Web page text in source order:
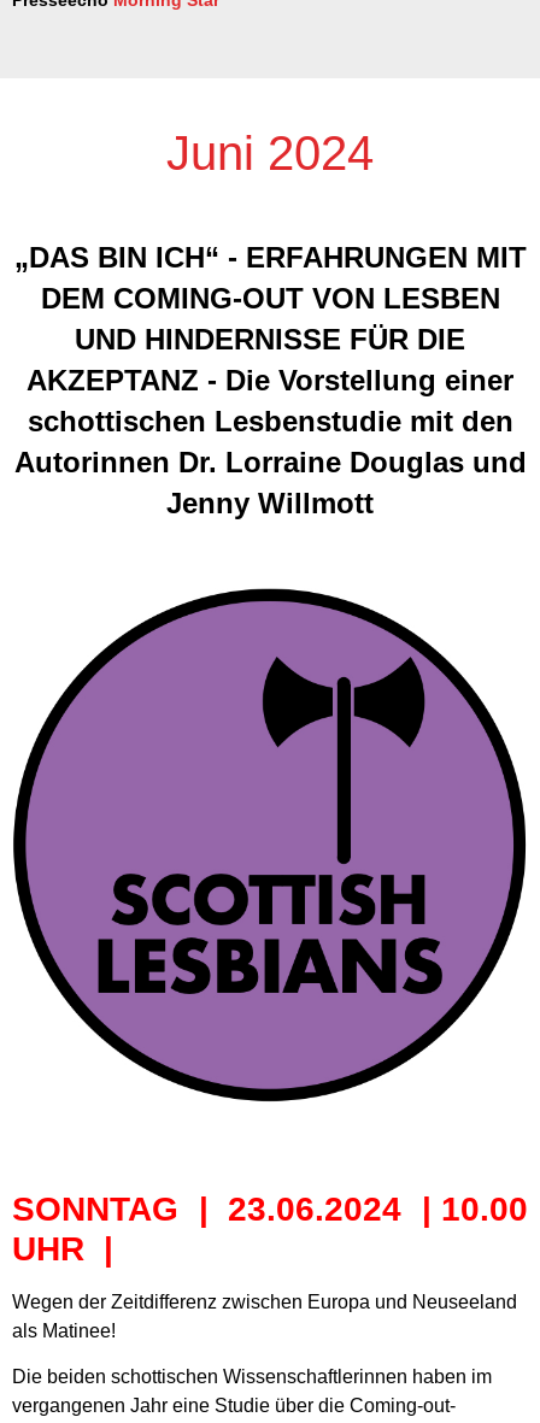
Juni 2024
„DAS BIN ICH“ - ERFAHRUNGEN MIT
DEM COMING-OUT VON LESBEN
UND HINDERNISSE FÜR DIE
AKZEPTANZ - Die Vorstellung einer
schottischen Lesbenstudie mit den
Autorinnen Dr. Lorraine Douglas und
Jenny Willmott
SONNTAG | 23.06.2024 | 10.00
UHR |
Wegen der Zeitdifferenz zwischen Europa und Neuseeland
als Matinee!
Die beiden schottischen Wissenschaftlerinnen haben im
vergangenen Jahr eine Studie über die Coming-out-